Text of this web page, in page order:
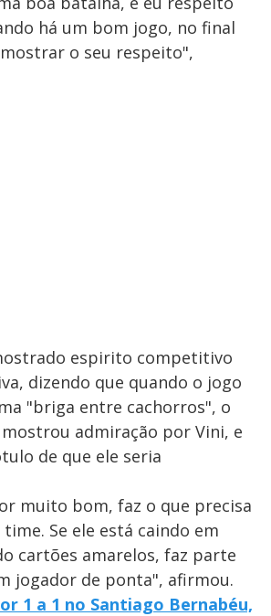
há um bom jogo, no final
o seu respeito",
espirito competitivo
dizendo que quando o jogo
"briga entre cachorros", o
admiração por Vini, e
de que ele seria
muito bom, faz o que precisa
Se ele está caindo em
cartões amarelos, faz parte
jogador de ponta", afirmou.
1 a 1 no Santiago Bernabéu,